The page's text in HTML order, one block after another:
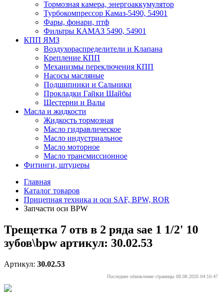
Тормозная камера, энергоаккумулятор
Турбокомпрессор Камаз-5490, 54901
Фары, фонари, птф
Фильтры КАМАЗ 5490, 54901
КПП ЯМЗ
Воздухораспределители и Клапана
Крепление КПП
Механизмы переключения КПП
Насосы масляные
Подшипники и Сальники
Прокладки Гайки Шайбы
Шестерни и Валы
Масла и жидкости
Жидкость тормозная
Масло гидравлическое
Масло индустриальное
Масло моторное
Масло трансмиссионное
Фитинги, штуцеры
Главная
Каталог товаров
Прицепная техника и оси SAF, BPW, ROR
Запчасти оси BPW
Трещетка 7 отв в 2 ряда sae 1 1/2' 10
зубов\bpw артикул: 30.02.53
Артикул: 30.02.53
Последнее обновление страницы 08.08.2026 04:16:47